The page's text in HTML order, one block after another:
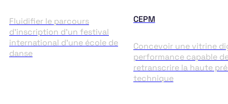
Fluidifier le parcours
d'inscription d'un festival
international d'une école de
danse
CEPM
Concevoir une vitrine
performance capable
retranscrire la haute
technique